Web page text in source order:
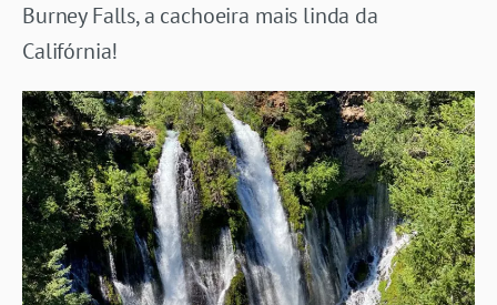
Burney Falls, a cachoeira mais linda da
Califórnia!